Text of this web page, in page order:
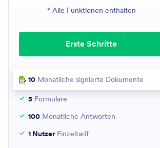
* Alle Funktionen enthalten
Erste Schritte
10 Monatliche signierte Dokumente
5 Formulare
100 Monatliche Antworten
1 NutzerEinzeltarif